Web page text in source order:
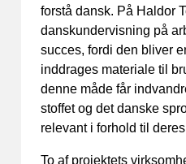
forstå dansk. På Haldor
danskundervisning på
succes, fordi den bliver
inddrages materiale til
denne måde får
stoffet og det danske
relevant i forhold til
To af projektets